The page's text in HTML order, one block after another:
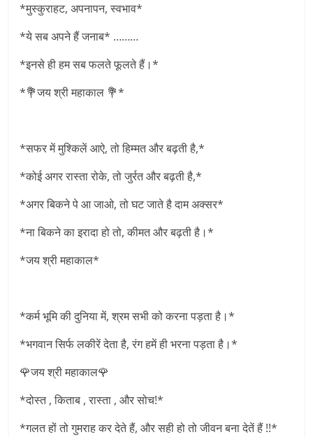
*मुस्कुराहट, अपनापन, स्वभाव*
*ये सब अपने हैं जनाब* ………
*इनसे ही हम सब फलते फूलते हैं।*
*💐जय श्री महाकाल 💐*
*सफर में मुश्किलें आऐ, तो हिम्मत और बढ़ती है,*
*कोई अगर रास्ता रोके, तो जुर्रत और बढ़ती है,*
*अगर बिकने पे आ जाओ, तो घट जाते है दाम अक्सर*
*ना बिकने का इरादा हो तो, कीमत और बढ़ती है।*
*जय श्री महाकाल*
*कर्म भूमि की दुनिया में, श्रम सभी को करना पड़ता है।*
*भगवान सिर्फ लकीरें देता है, रंग हमें ही भरना पड़ता है।*
🌹जय श्री महाकाल🌹
*दोस्त , किताब , रास्ता , और सोच!*
*गलत हों तो गुमराह कर देते हैं, और सही हो तो जीवन बना देतें हैं !!*